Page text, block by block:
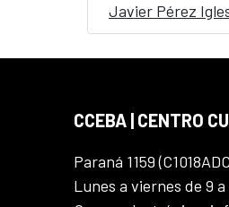
Javier Pérez
CCEBA | CENTRO
Paraná 1159
Lunes a viernes de 9 a